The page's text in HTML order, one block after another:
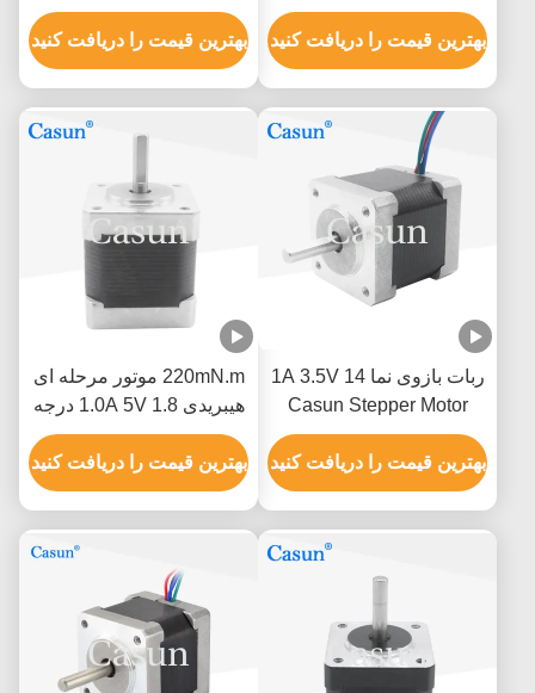
متری 12 ولت DC موتور پله
ای
بهترین قیمت را دریافت کنید
0.4A 35X23mm 60mNM
1.8 Deg
بهترین قیمت را دریافت کنید
ربات بازوی نما 14 1A 3.5V
Casun Stepper Motor
ATM فرکانس بالا
بهترین قیمت را دریافت کنید
220mN.m موتور مرحله ای
هیبریدی 1.0A 5V 1.8 درجه
موتور چهار سیم
بهترین قیمت را دریافت کنید